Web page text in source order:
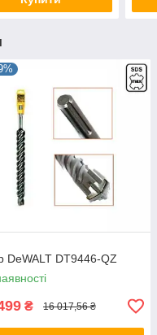
DeWALT DT9446-QZ
₴ 16 017,56 ₴